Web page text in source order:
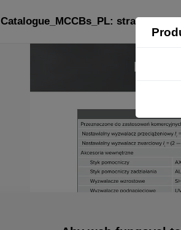
Catalogue_MCCBs_PL: strana 219